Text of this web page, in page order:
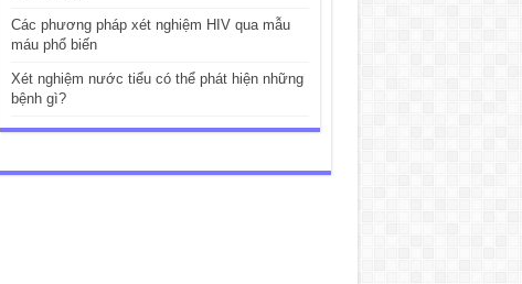
Các phương pháp xét nghiệm HIV qua mẫu
máu phổ biến
Xét nghiệm nước tiểu có thể phát hiện những
bệnh gì?